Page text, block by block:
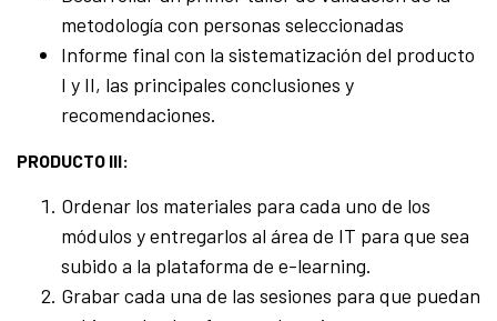
metodología con personas seleccionadas
Informe final con la sistematización del producto
I y II, las principales conclusiones y
recomendaciones.
PRODUCTO III:
Ordenar los materiales para cada uno de los
módulos y entregarlos al área de IT para que sea
subido a la plataforma de e-learning.
Grabar cada una de las sesiones para que puedan